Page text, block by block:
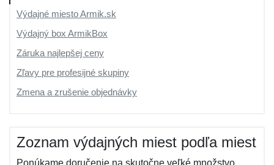
Výdajné miesto Armik.sk
Výdajný box ArmikBox
Záruka najlepšej ceny
Zľavy pre profesijné skupiny
Zmena a zrušenie objednávky
Zoznam výdajných miest podľa miest
Ponúkame doručenie na skutočne veľké množstvo